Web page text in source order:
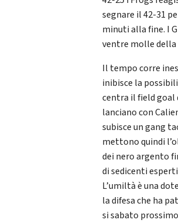
segnare il 42-31
minuti alla fine. I
ventre molle della
Il tempo corre
inibisce la
centra il field goal
lanciano con
subisce un gang
mettono quindi
dei nero argento
di sedicenti
L’umiltà è una
la difesa che ha
si sabato